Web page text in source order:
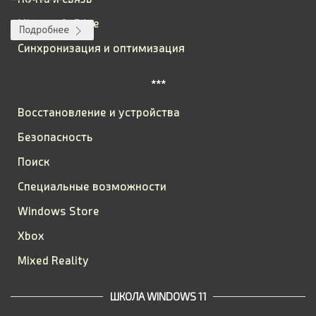
Подробнее
Microsoft Edge
Синхронизация и оптимизация
***
Восстановление и устройства
Безопасность
Поиск
Специальные возможности
Windows Store
Xbox
Mixed Reality
ШКОЛА WINDOWS 11